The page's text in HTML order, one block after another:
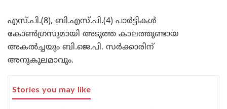
എസ്.പി.(8), ബി.എസ്.പി.(4) പാര്‍ട്ടികള്‍
കോണ്‍ഗ്രസുമായി അടുത്ത കാലത്തുണ്ടായ
അകല്‍ച്ചയും ബി.ജെ.പി. സര്‍ക്കാരിന്
അനുകൂലമാവും.
Stories you may like